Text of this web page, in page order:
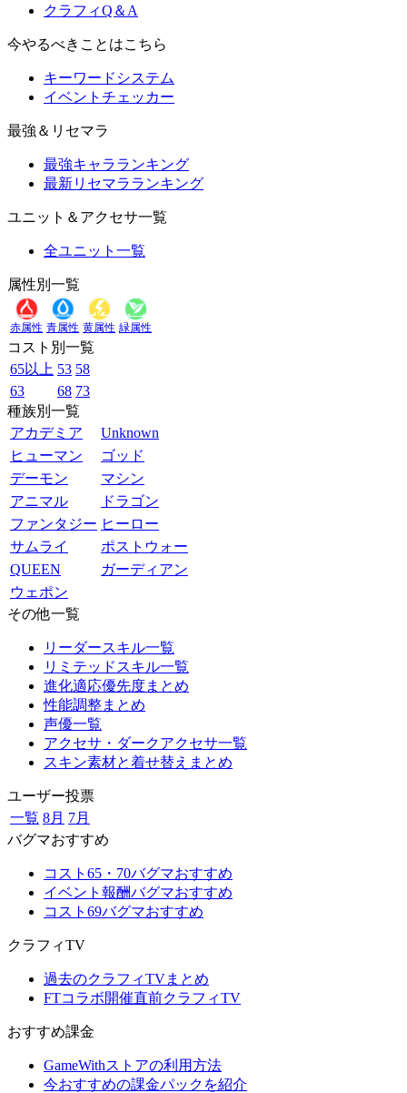
クラフィQ＆A
今やるべきことはこちら
キーワードシステム
イベントチェッカー
最強＆リセマラ
最強キャラランキング
最新リセマラランキング
ユニット＆アクセサ一覧
全ユニット一覧
属性別一覧
赤属性 青属性 黄属性 緑属性
コスト別一覧
65以上 53 58
63
68 73
種族別一覧
アカデミア
Unknown
ヒューマン
ゴッド
デーモン
マシン
アニマル
ドラゴン
ファンタジー ヒーロー
サムライ
ポストウォー
QUEEN
ガーディアン
ウェポン
その他一覧
リーダースキル一覧
リミテッドスキル一覧
進化適応優先度まとめ
性能調整まとめ
声優一覧
アクセサ・ダークアクセサ一覧
スキン素材と着せ替えまとめ
ユーザー投票
一覧 8月 7月
バグマおすすめ
コスト65・70バグマおすすめ
イベント報酬バグマおすすめ
コスト69バグマおすすめ
クラフィTV
過去のクラフィTVまとめ
FTコラボ開催直前クラフィTV
おすすめ課金
GameWithストアの利用方法
今おすすめの課金パックを紹介